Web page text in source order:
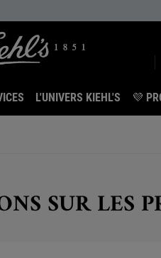
L'UNIVERS KIEHL'S 💜
SUR LES